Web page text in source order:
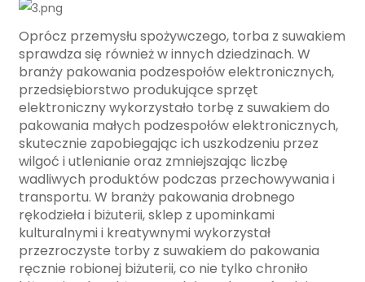
Oprócz przemysłu spożywczego, torba z suwakiem
sprawdza się również w innych dziedzinach. W
branży pakowania podzespołów elektronicznych,
przedsiębiorstwo produkujące sprzęt
elektroniczny wykorzystało torbę z suwakiem do
pakowania małych podzespołów elektronicznych,
skutecznie zapobiegając ich uszkodzeniu przez
wilgoć i utlenianie oraz zmniejszając liczbę
wadliwych produktów podczas przechowywania i
transportu. W branży pakowania drobnego
rękodzieła i biżuterii, sklep z upominkami
kulturalnymi i kreatywnymi wykorzystał
przezroczyste torby z suwakiem do pakowania
ręcznie robionej biżuterii, co nie tylko chroniło